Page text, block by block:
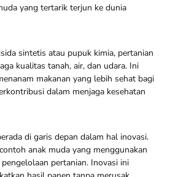
yang tertarik terjun ke dunia
sintetis atau pupuk kimia, pertanian
kualitas tanah, air, dan udara. Ini
makanan yang lebih sehat bagi
dalam menjaga kesehatan
di garis depan dalam hal inovasi.
anak muda yang menggunakan
pertanian. Inovasi ini